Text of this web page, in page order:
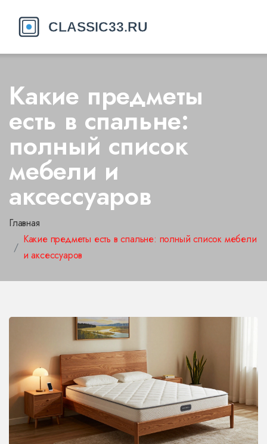
Какие предметы
есть в спальне:
полный список
мебели и
аксессуаров
Главная
Какие предметы есть в спальне: полный список мебели
и аксессуаров